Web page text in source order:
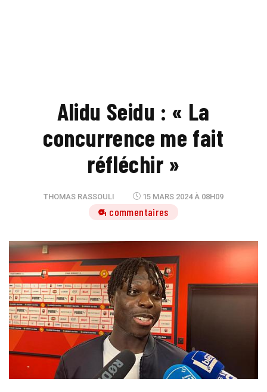
Alidu Seidu : « La
concurrence me fait
réfléchir »
THOMAS RASSOULI 15 MARS 2024 À 08H09
4 commentaires